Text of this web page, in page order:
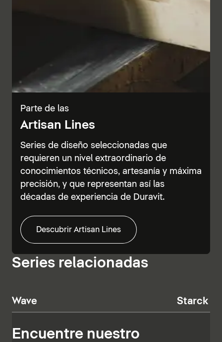
Parte de las
Artisan Lines
Series de diseño seleccionadas que
requieren un nivel extraordinario de
conocimientos técnicos, artesanía y máxima
precisión, y que representan así las
décadas de experiencia de Duravit.
Descubrir Artisan Lines
Series relacionadas
Wave Starck T
Encuentre nuestro